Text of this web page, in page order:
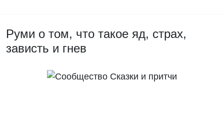
Руми о том, что такое яд, страх,
зависть и гнев